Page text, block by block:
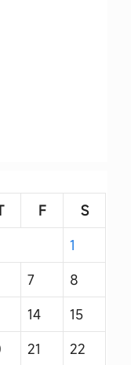
F
S
1
7
8
14
15
21
22